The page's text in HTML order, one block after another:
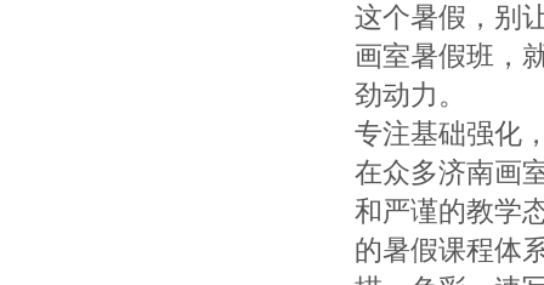
这个暑假，别
画室暑假班，
劲动力。
专注基础强化
在众多济南画
和严谨的教学
的暑假课程体